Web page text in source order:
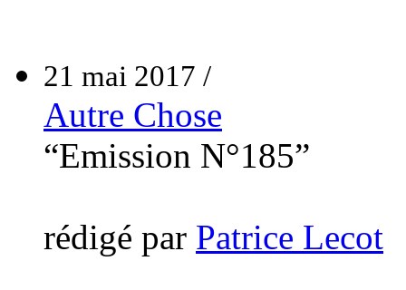
21 mai 2017 /
Autre Chose
“Emission N°185”
rédigé par Patrice Lecot